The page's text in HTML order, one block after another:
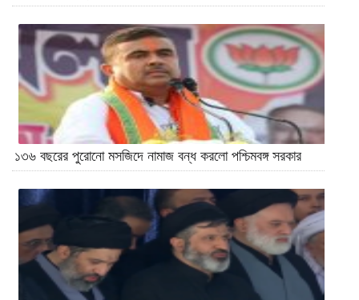
১৩৬ বছরের পুরোনো মসজিদে নামাজ বন্ধ করলো পশ্চিমবঙ্গ সরকার